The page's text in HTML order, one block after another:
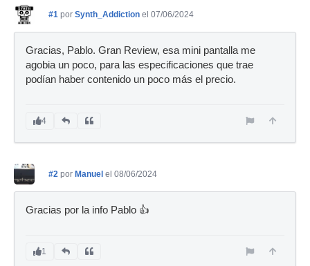
#1 por Synth_Addiction el 07/06/2024
Gracias, Pablo. Gran Review, esa mini pantalla me
agobia un poco, para las especificaciones que trae
podían haber contenido un poco más el precio.
4
#2 por Manuel el 08/06/2024
Gracias por la info Pablo 👍
1